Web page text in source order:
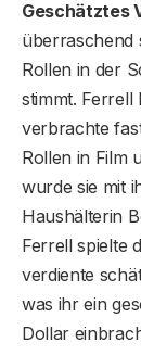
Geschätztes
überraschend
Rollen in der
stimmt. Ferrell
verbrachte
Rollen in Film
wurde sie mit
Haushälterin
Ferrell spielte
verdiente
was ihr ein
Dollar